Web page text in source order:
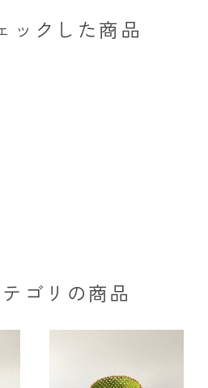
ックした商品
ゴリの商品